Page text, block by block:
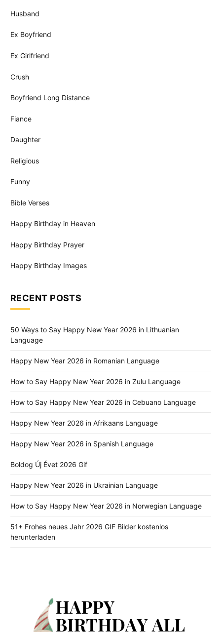
Husband
Ex Boyfriend
Ex Girlfriend
Crush
Boyfriend Long Distance
Fiance
Daughter
Religious
Funny
Bible Verses
Happy Birthday in Heaven
Happy Birthday Prayer
Happy Birthday Images
RECENT POSTS
50 Ways to Say Happy New Year 2026 in Lithuanian
Language
Happy New Year 2026 in Romanian Language
How to Say Happy New Year 2026 in Zulu Language
How to Say Happy New Year 2026 in Cebuano Language
Happy New Year 2026 in Afrikaans Language
Happy New Year 2026 in Spanish Language
Boldog Új Évet 2026 Gif
Happy New Year 2026 in Ukrainian Language
How to Say Happy New Year 2026 in Norwegian Language
51+ Frohes neues Jahr 2026 GIF Bilder kostenlos
herunterladen